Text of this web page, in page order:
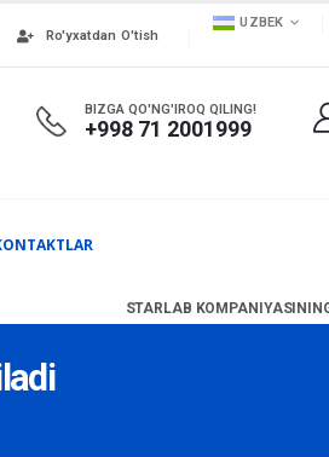
Ro'yxatdan O'tish
UZBEK
BIZGA QO'NG'IROQ QILING!
+998 71 2001999
STARLAB